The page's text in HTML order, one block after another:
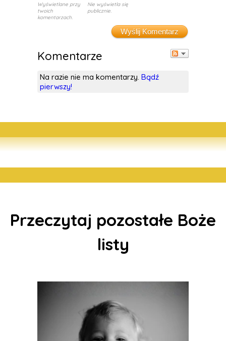
Komentarze
Na razie nie ma komentarzy. Bądź
pierwszy!
Wyświetlane przy
twoich
komentarzach.
Nie wyświetla się
publicznie.
Wyślij Komentarz
Przeczytaj pozostałe Boże
listy